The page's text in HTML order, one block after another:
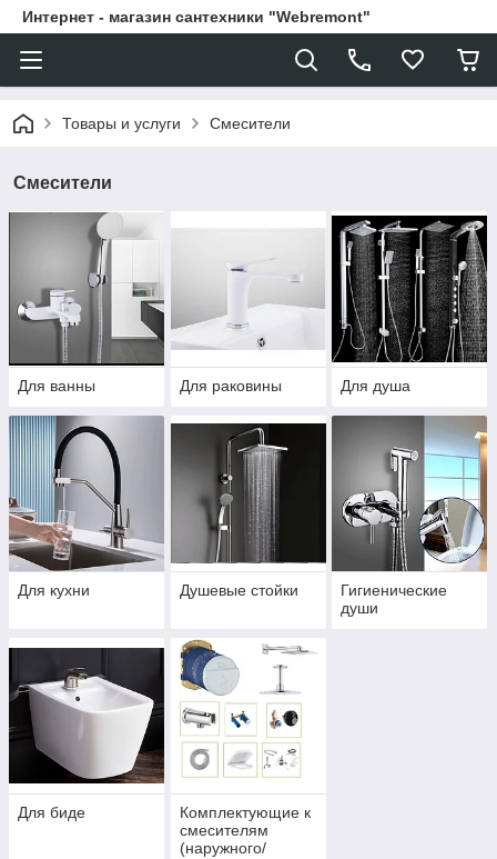
Интернет - магазин сантехники "Webremont"
Товары и услуги Смесители
Смесители
Для ванны Для раковины Для душа
Для кухни Душевые стойки
Гигиенические
души
Для биде
Комплектующие к
смесителям
(наружного/